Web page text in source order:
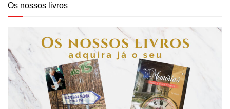
Os nossos livros